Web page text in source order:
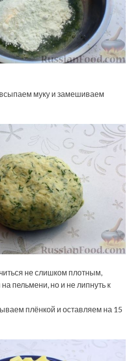
муку и замешиваем
не слишком плотным,
пельмени, но и не липнуть к
плёнкой и оставляем на 15